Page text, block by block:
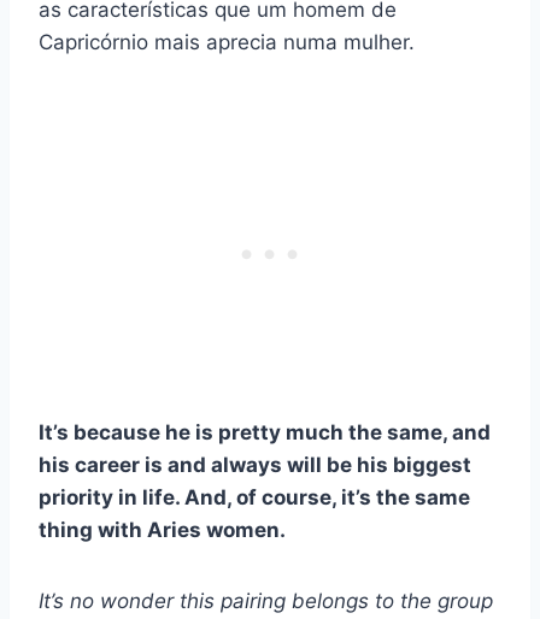
as características que um homem de
Capricórnio mais aprecia numa mulher.
It’s because he is pretty much the same, and
his career is and always will be his biggest
priority in life. And, of course, it’s the same
thing with Aries women.
It’s no wonder this pairing belongs to the group